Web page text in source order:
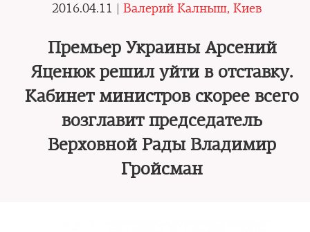
2016.04.11 | Валерий Калныш, Киев
Премьер Украины Арсений
Яценюк решил уйти в отставку.
Кабинет министров скорее всего
возглавит председатель
Верховной Рады Владимир
Гройсман